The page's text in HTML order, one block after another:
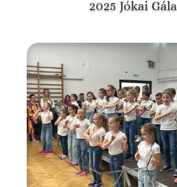
2025 Jókai Gála